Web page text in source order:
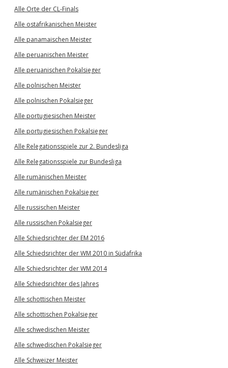
Alle Orte der CL-Finals
Alle ostafrikanischen Meister
Alle panamaischen Meister
Alle peruanischen Meister
Alle peruanischen Pokalsieger
Alle polnischen Meister
Alle polnischen Pokalsieger
Alle portugiesischen Meister
Alle portugiesischen Pokalsieger
Alle Relegationsspiele zur 2. Bundesliga
Alle Relegationsspiele zur Bundesliga
Alle rumänischen Meister
Alle rumänischen Pokalsieger
Alle russischen Meister
Alle russischen Pokalsieger
Alle Schiedsrichter der EM 2016
Alle Schiedsrichter der WM 2010 in Südafrika
Alle Schiedsrichter der WM 2014
Alle Schiedsrichter des Jahres
Alle schottischen Meister
Alle schottischen Pokalsieger
Alle schwedischen Meister
Alle schwedischen Pokalsieger
Alle Schweizer Meister